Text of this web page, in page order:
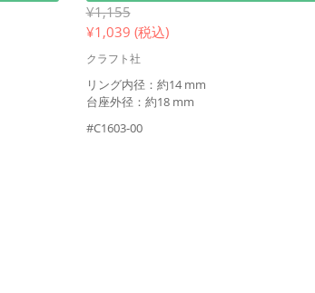
¥1,155
¥1,039 (税込)
クラフト社
リング内径：約14 mm
台座外径：約18 mm
#C1603-00